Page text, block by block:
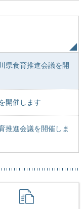
県食育推進会議を開
開催します
推進会議を開催しま